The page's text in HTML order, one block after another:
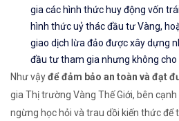
gia các hình thức huy động vốn
hình thức uỷ thác đầu tư Vàng,
giao dịch lừa đảo được xây dựng
đầu tư tham gia nhưng không cho
Như vậyđể đảm bảo an toàn và đạt
gia Thị trường Vàng Thế Giới, bên
ngừng học hỏi và trau dồi kiến thức